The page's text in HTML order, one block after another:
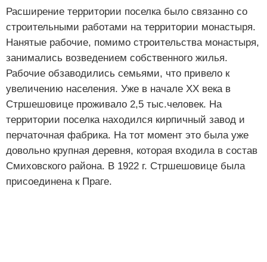
Расширение территории поселка было связанно со
строительными работами на территории монастыря.
Нанятые рабочие, помимо строительства монастыря,
занимались возведением собственного жилья.
Рабочие обзаводились семьями, что привело к
увеличению населения. Уже в начале XX века в
Стршешовице проживало 2,5 тыс.человек. На
территории поселка находился кирпичный завод и
перчаточная фабрика. На тот момент это была уже
довольно крупная деревня, которая входила в состав
Смиховского района. В 1922 г. Стршешовице была
присоединена к Праге.